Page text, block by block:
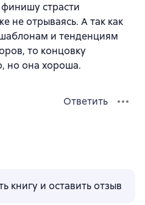
страсти
не отрываясь. А так как
и тенденциям
то концовку
но она хороша.
Ответить
книгу и оставить отзыв